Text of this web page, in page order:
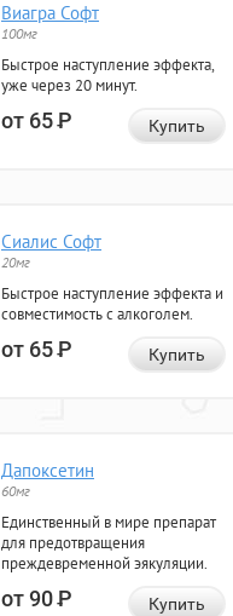
Виагра Софт
100мг
Быстрое наступление эффекта,
уже через 20 минут.
от 65Р Купить
Сиалис Софт
20мг
Быстрое наступление эффекта и
совместимость с алкоголем.
от 65Р Купить
Дапоксетин
60мг
Единственный в мире препарат
для предотвращения
преждевременной эякуляции.
от 90Р Купить